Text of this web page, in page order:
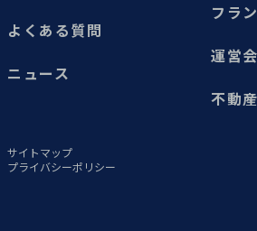
よくある質問
ニュース
フラ
運営
不動
サイトマップ
プライバシーポリシー